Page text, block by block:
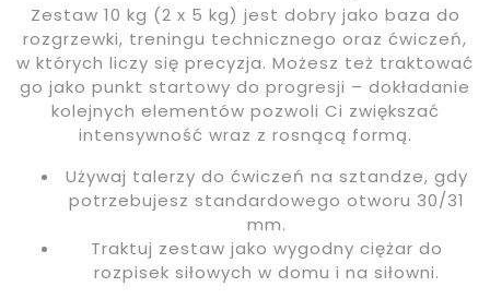
Zestaw 10 kg (2 x 5 kg) jest dobry jako baza do
rozgrzewki, treningu technicznego oraz ćwiczeń,
w których liczy się precyzja. Możesz też traktować
go jako punkt startowy do progresji – dokładanie
kolejnych elementów pozwoli Ci zwiększać
intensywność wraz z rosnącą formą.
Używaj talerzy do ćwiczeń na sztandze, gdy
potrzebujesz standardowego otworu 30/31
mm.
Traktuj zestaw jako wygodny ciężar do
rozpisek siłowych w domu i na siłowni.